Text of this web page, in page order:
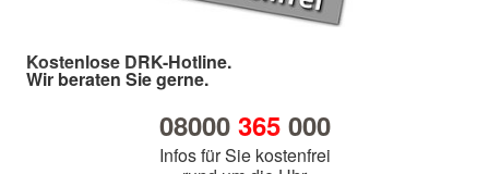
Kostenlose DRK-Hotline.
Wir beraten Sie gerne.
08000 365000
Infos für Sie kostenfrei